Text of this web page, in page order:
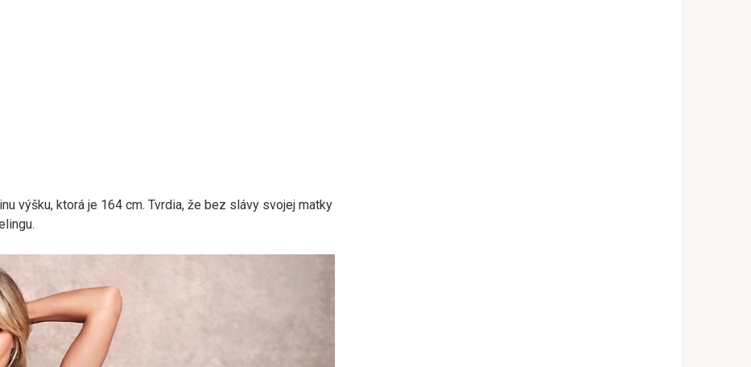
výšku, ktorá je 164 cm. Tvrdia, že bez slávy svojej matky